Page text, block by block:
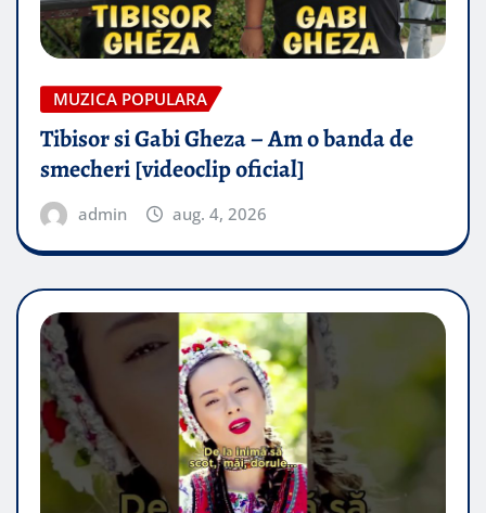
MUZICA POPULARA
Tibisor si Gabi Gheza – Am o banda de
smecheri [videoclip oficial]
admin aug. 4, 2026